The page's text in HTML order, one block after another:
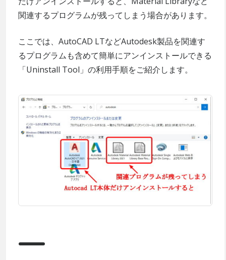
関連するプログラムが残ってしまう場合があります。
ここでは、AutoCAD LTなどAutodesk製品を関連す
るプログラムも含めて簡単にアンインストールできる
「Uninstall Tool」の利用手順をご紹介します。